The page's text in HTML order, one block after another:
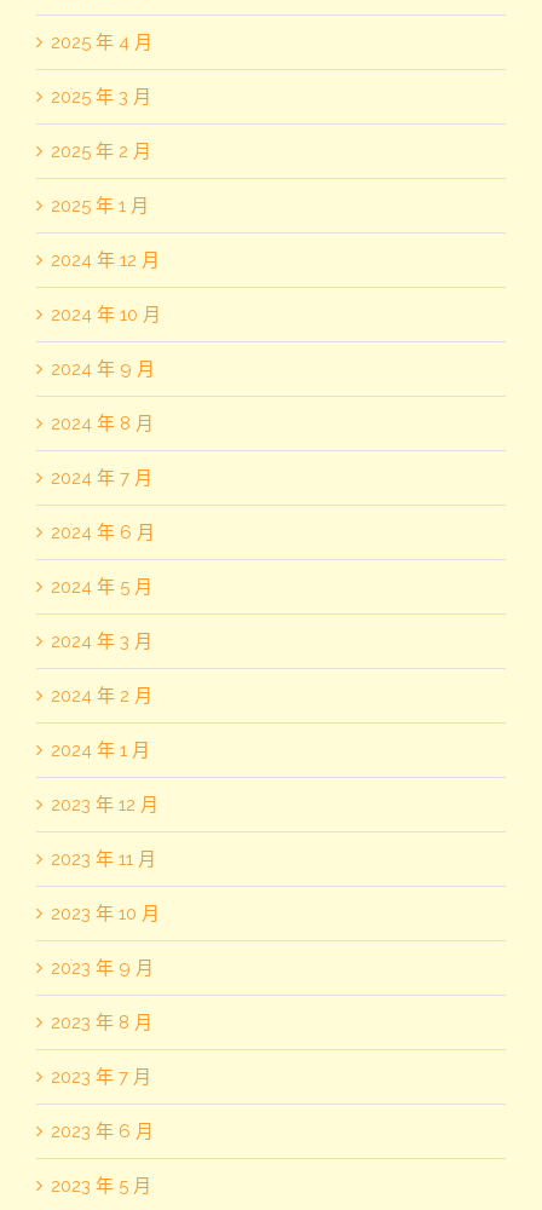
2025 年 4 月
2025 年 3 月
2025 年 2 月
2025 年 1 月
2024 年 12 月
2024 年 10 月
2024 年 9 月
2024 年 8 月
2024 年 7 月
2024 年 6 月
2024 年 5 月
2024 年 3 月
2024 年 2 月
2024 年 1 月
2023 年 12 月
2023 年 11 月
2023 年 10 月
2023 年 9 月
2023 年 8 月
2023 年 7 月
2023 年 6 月
2023 年 5 月